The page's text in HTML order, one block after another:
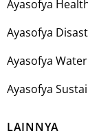
Ayasofya
Ayasofya
Ayasofya
Ayasofya
LAINNYA